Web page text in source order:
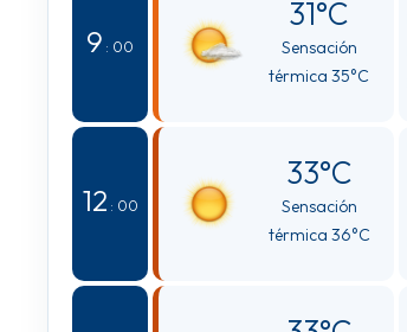
9 : 00
31°C
Sensación
térmica 35°C
12 : 00
33°C
Sensación
térmica 36°C